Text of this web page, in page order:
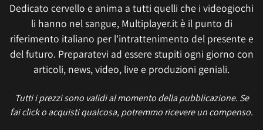
Dedicato cervello e anima a tutti quelli che i videogiochi
li hanno nel sangue, Multiplayer.it è il punto di
riferimento italiano per l'intrattenimento del presente e
del futuro. Preparatevi ad essere stupiti ogni giorno con
articoli, news, video, live e produzioni geniali.
Tutti i prezzi sono validi al momento della pubblicazione. Se
fai click o acquisti qualcosa, potremmo ricevere un compenso.